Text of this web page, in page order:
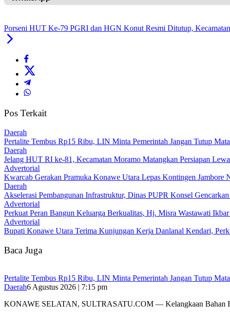
Porseni HUT Ke-79 PGRI dan HGN Konut Resmi Ditutup,
Pos Terkait
Daerah
‎Pertalite Tembus Rp15 Ribu, LIN Minta Pemerintah Jangan Tutup
Daerah
‎Jelang HUT RI ke-81, Kecamatan Moramo Matangkan Persiapan
Advertorial
‎Kwarcab Gerakan Pramuka Konawe Utara Lepas Kontingen
Daerah
Akselerasi Pembangunan Infrastruktur, Dinas PUPR Konsel
Advertorial
‎Perkuat Peran Bangun Keluarga Berkualitas, Hj. Misra Wastawati
Advertorial
Bupati Konawe Utara Terima Kunjungan Kerja Danlanal Kendari,
Baca Juga
‎Pertalite Tembus Rp15 Ribu, LIN Minta Pemerintah Jangan Tutup
Daerah6 Agustus 2026 | 7:15 pm
‎KONAWE SELATAN, SULTRASATU.COM — Kelangkaan Bahan